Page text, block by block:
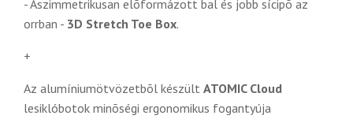
- Aszimmetrikusan elõformázott bal és jobb sícipõ az
orrban - 3D Stretch Toe Box.
+
Az alumíniumötvözetbõl készült ATOMIC Cloud
lesiklóbotok minõségi ergonomikus fogantyúja